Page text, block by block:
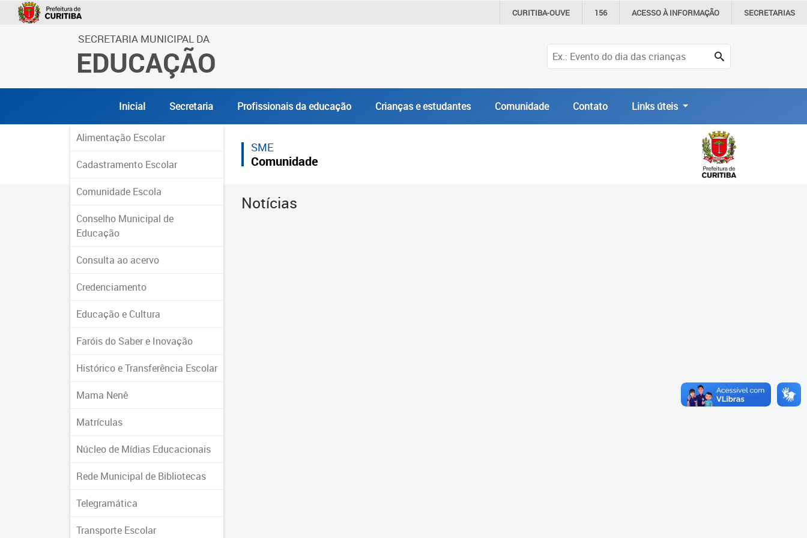
CURITIBA-OUVE 156 ACESSO ÀINFORMAÇÃO SECRETARIAS
SECRETARIA MUNICIPAL DA
EDUCAÇÃO
Inicial Secretaria Profissionais da educação Crianças e estudantes Comunidade Contato Links úteis
Alimentação Escolar
Cadastramento Escolar
Comunidade Escola
Conselho Municipal de
Educação
Consulta ao acervo
Credenciamento
Educação e Cultura
Faróis do Saber e Inovação
Histórico e Transferência Escolar
Mama Nenê
Matrículas
Núcleo de Mídias Educacionais
Rede Municipal de Bibliotecas
Telegramática
Transporte Escolar
SME
Comunidade
Notícias